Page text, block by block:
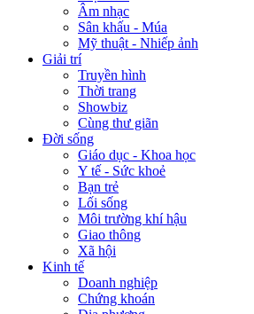
Âm nhạc
Sân khấu - Múa
Mỹ thuật - Nhiếp ảnh
Giải trí
Truyền hình
Thời trang
Showbiz
Cùng thư giãn
Đời sống
Giáo dục - Khoa học
Y tế - Sức khoẻ
Bạn trẻ
Lối sống
Môi trường khí hậu
Giao thông
Xã hội
Kinh tế
Doanh nghiệp
Chứng khoán